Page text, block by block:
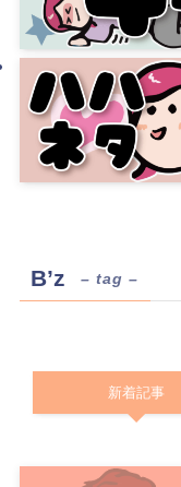
B’z – tag –
新着記事